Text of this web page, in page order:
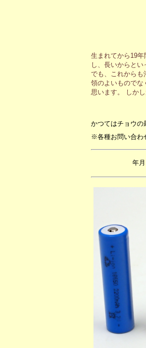
生まれてから19
し、長いからと
でも、これからも
領のよいものでな
思います。 しか
かつてはチョウの
※各種お問い合わ
年